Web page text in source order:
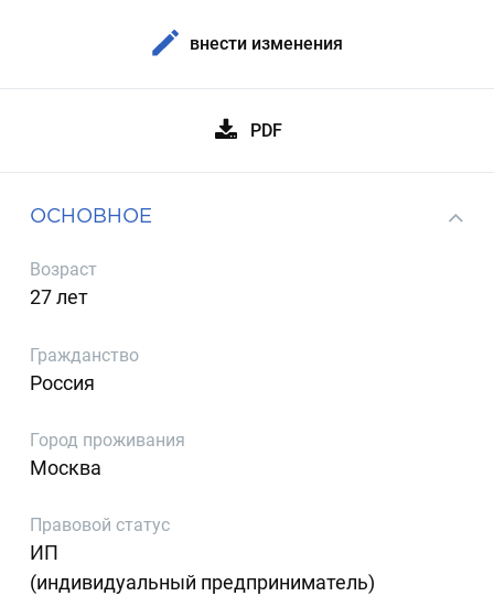
внести изменения
PDF
ОСНОВНОЕ
Возраст
27 лет
Гражданство
Россия
Город проживания
Москва
Правовой статус
ИП
(индивидуальный предприниматель)